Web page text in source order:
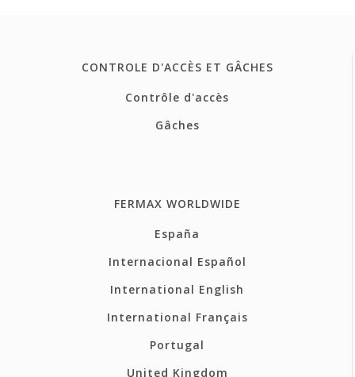
CONTROLE D'ACCÈS ET GÂCHES
Contrôle d'accès
Gâches
FERMAX WORLDWIDE
España
Internacional Español
International English
International Français
Portugal
United Kingdom